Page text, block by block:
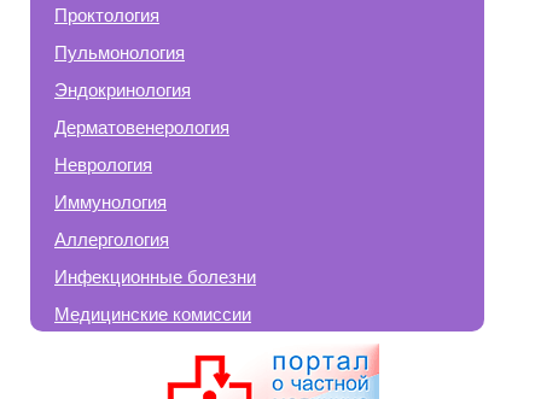
Проктология
Пульмонология
Эндокринология
Дерматовенерология
Неврология
Иммунология
Аллергология
Инфекционные болезни
Медицинские комиссии